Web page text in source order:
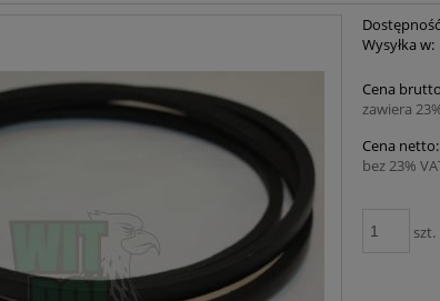
Wysyłka w:
Cena
zawiera
Cena netto:
bez 23%
szt.